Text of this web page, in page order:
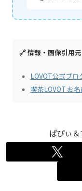
🔗 情報・画像引用元
LOVOT公式ブ
喫茶LOVOT お
ぱぴぃ